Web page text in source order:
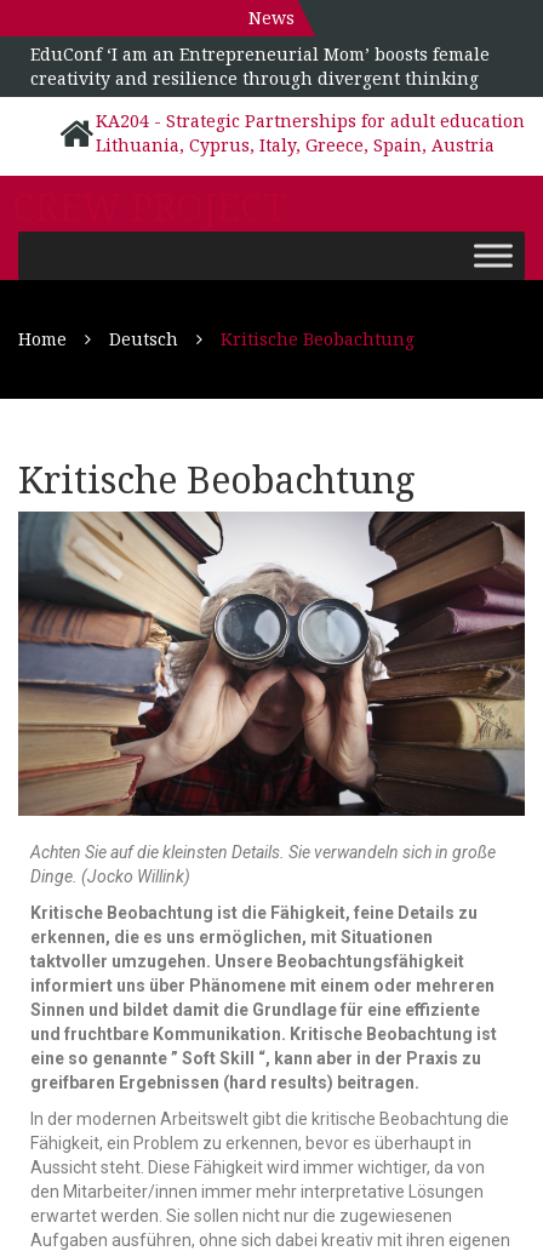
News
EduConf ‘I am an Entrepreneurial Mom’ boosts female
creativity and resilience through divergent thinking
KA204 - Strategic Partnerships for adult education
Lithuania, Cyprus, Italy, Greece, Spain, Austria
Home Deutsch Kritische Beobachtung
Kritische Beobachtung
Achten Sie auf die kleinsten Details. Sie verwandeln sich in große
Dinge. (Jocko Willink)
Kritische Beobachtung ist die Fähigkeit, feine Details zu
erkennen, die es uns ermöglichen, mit Situationen
taktvoller umzugehen. Unsere Beobachtungsfähigkeit
informiert uns über Phänomene mit einem oder mehreren
Sinnen und bildet damit die Grundlage für eine effiziente
und fruchtbare Kommunikation. Kritische Beobachtung ist
eine so genannte ” Soft Skill “, kann aber in der Praxis zu
greifbaren Ergebnissen (hard results) beitragen.
In der modernen Arbeitswelt gibt die kritische Beobachtung die
Fähigkeit, ein Problem zu erkennen, bevor es überhaupt in
Aussicht steht. Diese Fähigkeit wird immer wichtiger, da von
den Mitarbeiter/innen immer mehr interpretative Lösungen
erwartet werden. Sie sollen nicht nur die zugewiesenen
Aufgaben ausführen, ohne sich dabei kreativ mit ihren eigenen